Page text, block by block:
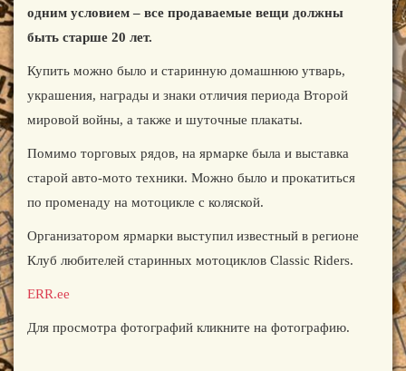
одним условием – все продаваемые вещи должны
быть старше 20 лет.
Купить можно было и старинную домашнюю утварь,
украшения, награды и знаки отличия периода Второй
мировой войны, а также и шуточные плакаты.
Помимо торговых рядов, на ярмарке была и выставка
старой авто-мото техники. Можно было и прокатиться
по променаду на мотоцикле с коляской.
Организатором ярмарки выступил известный в регионе
Клуб любителей старинных мотоциклов Classic Riders.
ERR.ee
Для просмотра фотографий кликните на фотографию.